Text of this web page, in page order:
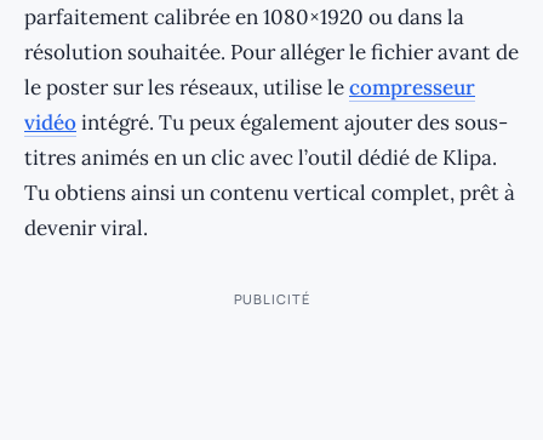
parfaitement calibrée en 1080×1920 ou dans la
résolution souhaitée. Pour alléger le fichier avant de
le poster sur les réseaux, utilise lecompresseur
vidéointégré. Tu peux également ajouter des sous-
titres animés en un clic avec l’outil dédié de Klipa.
Tu obtiens ainsi un contenu vertical complet, prêt à
devenir viral.
PUBLICITÉ